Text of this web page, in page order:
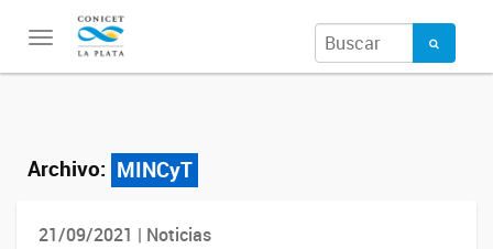
Toggle
navigation
Archivo: MINCyT
21/09/2021 | Noticias